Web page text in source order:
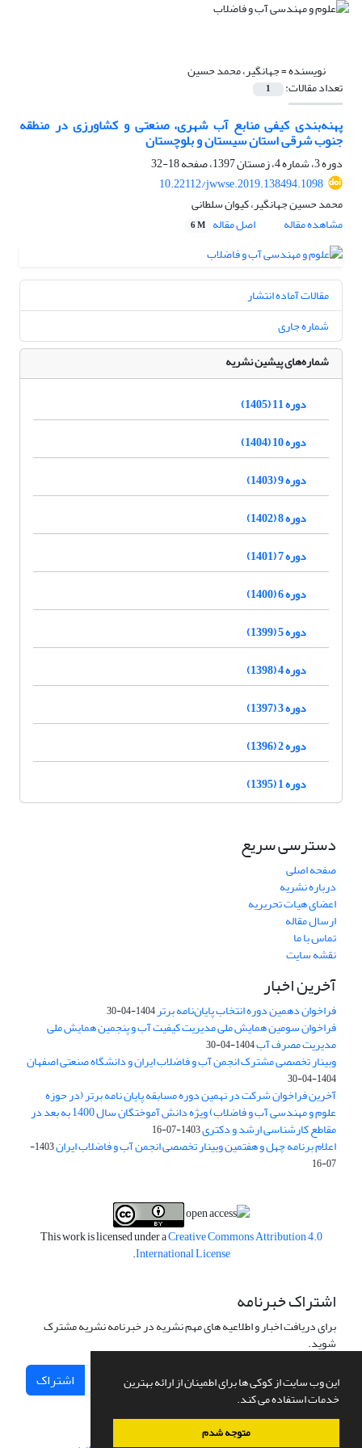
این وب سایت از کوکی ها برای اطمینان از ارائه بهترین
خدمات استفاده می کند.
متوجه شدم
نویسنده =جهانگیر، محمد حسین
تعداد مقالات: 1
پهنه‌بندی کیفی منابع آب شهری، صنعتی و کشاورزی در منطقه
جنوب شرقی استان سیستان و بلوچستان
دوره 3، شماره 4، زمستان 1397، صفحه
18-32
10.22112/jwwse.2019.138494.1098
محمد حسین جهانگیر، کیوان سلطانی
مشاهده مقاله
اصل مقاله 6 M
مقالات آماده انتشار
شماره جاری
شماره‌های پیشین نشریه
دوره 11 (1405)
دوره 10 (1404)
دوره 9 (1403)
دوره 8 (1402)
دوره 7 (1401)
دوره 6 (1400)
دوره 5 (1399)
دوره 4 (1398)
دوره 3 (1397)
دوره 2 (1396)
دوره 1 (1395)
دسترسی سریع
صفحه اصلی
درباره نشریه
اعضای هیات تحریریه
ارسال مقاله
تماس با ما
نقشه سایت
آخرین اخبار
فراخوان دهمین دوره انتخاب پایان‌نامه برتر1404-04-30
فراخوان سومین همایش ملی مدیریت کیفیت آب و پنجمین همایش ملی
مدیریت مصرف آب1404-04-30
وبینار تخصصی مشترک انجمن آب و فاضلاب ایران و دانشگاه صنعتی اصفهان
1404-04-30
آخرین فراخوان شرکت در نهمین دوره مسابقه پایان نامه برتر (در حوزه
علوم و مهندسی آب و فاضلاب) ویژه دانش آموختگان سال 1400 به بعد در
مقاطع کارشناسی ارشد و دکتری1403-07-16
اعلام برنامه چهل و هفتمین وبینار تخصصی انجمن آب و فاضلاب ایران
1403-
07-16
This work is licensed under aCreative Commons Attribution 4.0
International License
.
اشتراک خبرنامه
برای دریافت اخبار و اطلاعیه های مهم نشریه در خبرنامه نشریه مشترک
شوید.
اشتراک